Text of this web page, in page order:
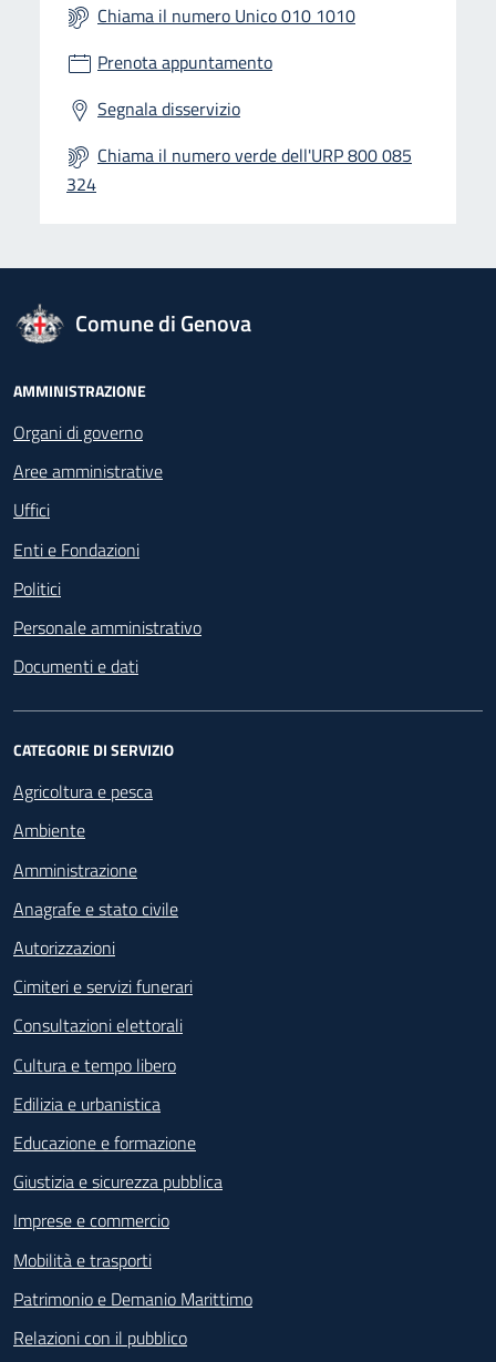
Chiama il numero Unico 010 1010
Prenota appuntamento
Segnala disservizio
Chiama il numero verde dell'URP 800 085
324
logo Unione Europea
Comune di Genova
Footer - Navigazione
AMMINISTRAZIONE
Organi di governo
Aree amministrative
Uffici
Enti e Fondazioni
Politici
Personale amministrativo
Documenti e dati
CATEGORIE DI SERVIZIO
Agricoltura e pesca
Ambiente
Amministrazione
Anagrafe e stato civile
Autorizzazioni
Cimiteri e servizi funerari
Consultazioni elettorali
Cultura e tempo libero
Edilizia e urbanistica
Educazione e formazione
Giustizia e sicurezza pubblica
Imprese e commercio
Mobilità e trasporti
Patrimonio e Demanio Marittimo
Relazioni con il pubblico